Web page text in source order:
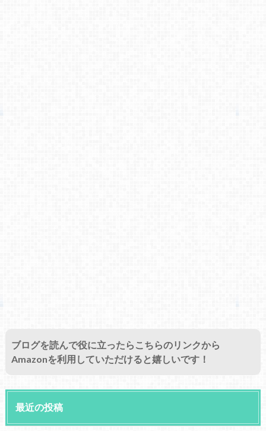
ブログを読んで役に立ったらこちらのリンクから
Amazonを利用していただけると嬉しいです！
最近の投稿